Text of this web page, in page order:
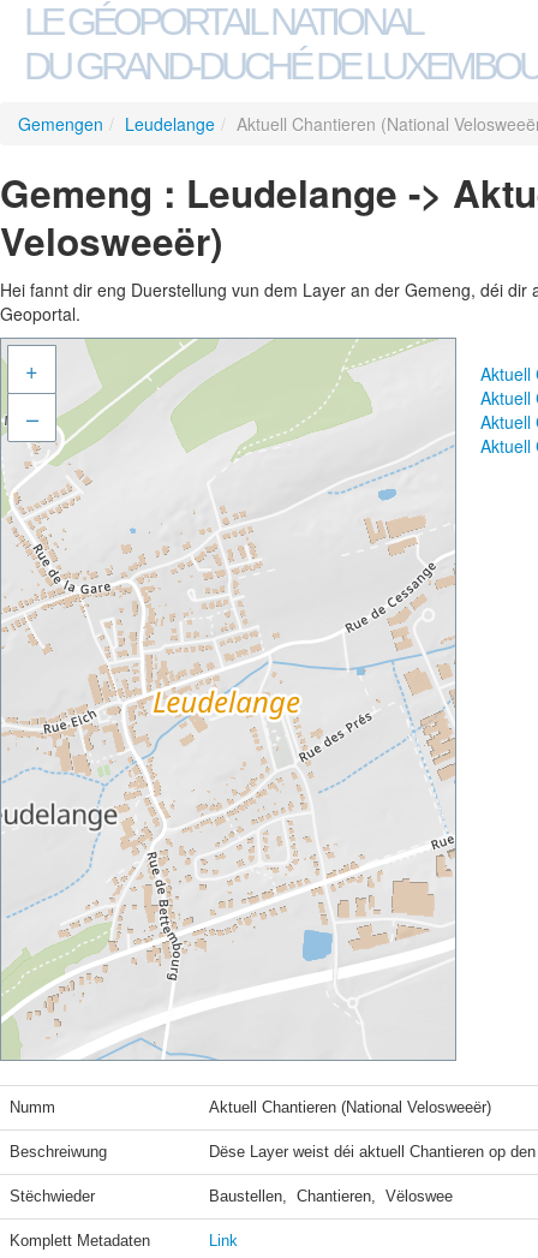
LE GÉOPORTAIL NATIONAL
DU GRAND-DUCHÉ DE
Gemengen / Leudelange / Aktuell Chantieren (National
Gemeng : Leudelange ->
Velosweeër)
Hei fannt dir eng Duerstellung vun dem Layer an der Gemeng, déi
Geoportal.
+
–
Aktuell
Aktuell
Aktuell
Aktuell
Numm Aktuell Chantieren (National Velosweeër)
Beschreiwung Dëse Layer weist déi aktuell Chantieren op
Stëchwieder Baustellen,  Chantieren,  Vëloswee
Komplett Metadaten Link